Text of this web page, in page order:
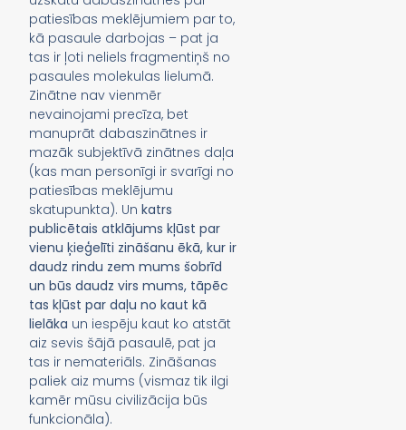
patiesības meklējumiem par to,
kā pasaule darbojas – pat ja
tas ir ļoti neliels fragmentiņš no
pasaules molekulas lielumā.
Zinātne nav vienmēr
nevainojami precīza, bet
manuprāt dabaszinātnes ir
mazāk subjektīvā zinātnes daļa
(kas man personīgi ir svarīgi no
patiesības meklējumu
skatupunkta). Unkatrs
publicētais atklājums kļūst par
vienu ķieģelīti zināšanu ēkā, kur ir
daudz rindu zem mums šobrīd
un būs daudz virs mums, tāpēc
tas kļūst par daļu no kaut kā
lielāka un iespēju kaut ko atstāt
aiz sevis šājā pasaulē, pat ja
tas ir nemateriāls. Zināšanas
paliek aiz mums (vismaz tik ilgi
kamēr mūsu civilizācija būs
funkcionāla).